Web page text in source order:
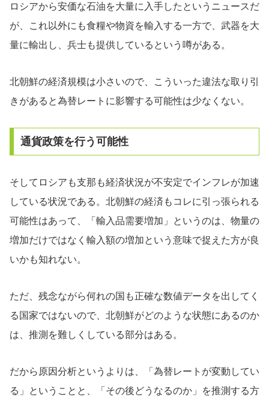
ロシアから安価な石油を大量に入手したというニュースだ
が、これ以外にも食糧や物資を輸入する一方で、武器を大
量に輸出し、兵士も提供しているという噂がある。
北朝鮮の経済規模は小さいので、こういった違法な取り引
きがあると為替レートに影響する可能性は少なくない。
通貨政策を行う可能性
そしてロシアも支那も経済状況が不安定でインフレが加速
している状況である。北朝鮮の経済もコレに引っ張られる
可能性はあって、「輸入品需要増加」というのは、物量の
増加だけではなく輸入額の増加という意味で捉えた方が良
いかも知れない。
ただ、残念ながら何れの国も正確な数値データを出してく
る国家ではないので、北朝鮮がどのような状態にあるのか
は、推測を難しくしている部分はある。
だから原因分析というよりは、「為替レートが変動してい
る」ということと、「その後どうなるのか」を推測する方